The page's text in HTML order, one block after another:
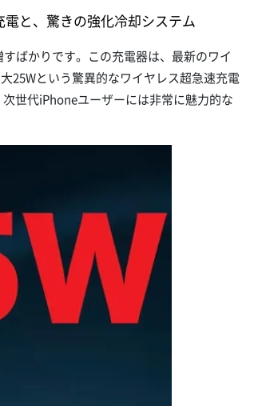
と、驚きの強化冷却システム
ばかりです。この充電器は、最新のワイ
25Wという驚異的なワイヤレス超急速充電
世代iPhoneユーザーには非常に魅力的な